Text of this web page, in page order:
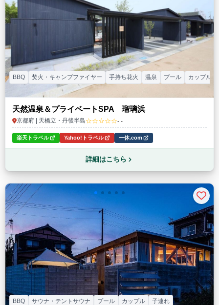
天然温泉＆プライベートSPA 瑠璃浜
京都府 | 天橋立・丹後半島☆☆☆☆☆- -
BBQ 焚火・キャンプファイヤー 手持ち花火 温泉 プール カップル
楽天トラベル Yahoo!トラベル 一休.com
詳細はこちら
BBQ サウナ・テントサウナ プール カップル 子連れ